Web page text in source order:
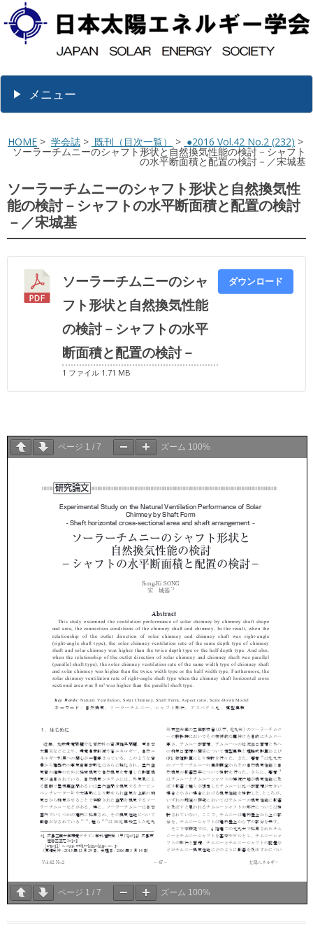
メニュー
HOME > 学会誌 > 既刊（目次一覧） > ●2016 Vol.42 No.2 (232) >
ソーラーチムニーのシャフト形状と自然換気性能の検討－シャフト
の水平断面積と配置の検討－／宋城基
ソーラーチムニーのシャフト形状と自然換気性
能の検討－シャフトの水平断面積と配置の検討
－／宋城基
ソーラーチムニーのシャ
フト形状と自然換気性能
の検討－シャフトの水平
断面積と配置の検討－
1 ファイル 1.71 MB
ダウンロード
ページ 1 / 7 ズーム 100%
ページ 1 / 7 ズーム 100%